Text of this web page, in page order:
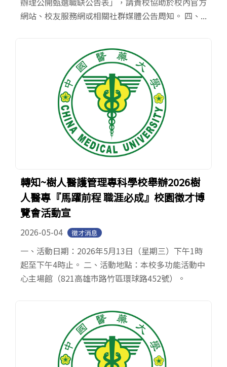
網站、校友服務網或相關社群媒體公告周知。 四、...
轉知~樹人醫護管理專科學校舉辦2026樹
人醫專『馬躍前程 職涯必成』校園徵才博
覽會活動宣
2026-05-04 徵才消息
一、活動日期：2026年5月13日（星期三）下午1時
起至下午4時止。 二、活動地點：本校多功能活動中
心主場館（821高雄市路竹區環球路452號）。